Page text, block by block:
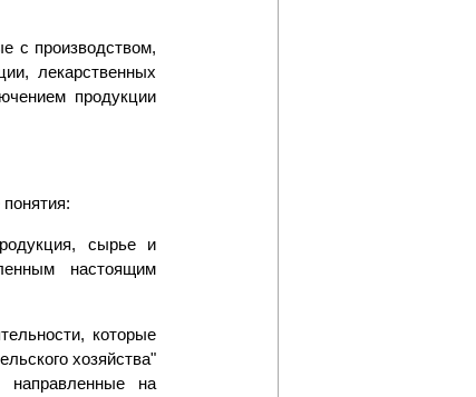
с производством,
лекарственных
продукции
сырье и
настоящим
которые
хозяйства"
направленные на